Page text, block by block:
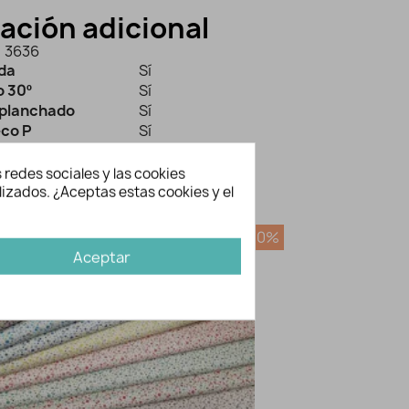
adicional
3636
Sí
30º
Sí
Sí
P
Sí
Si
te gusten...
-20%
sociales y las cookies
¿Aceptas estas cookies y el
Aceptar